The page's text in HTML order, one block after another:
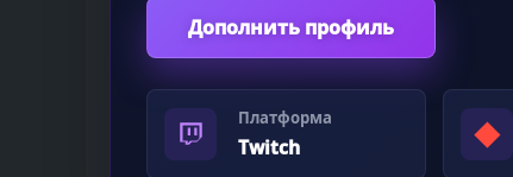
Дополнить профиль
Платформа
Twitch ◆